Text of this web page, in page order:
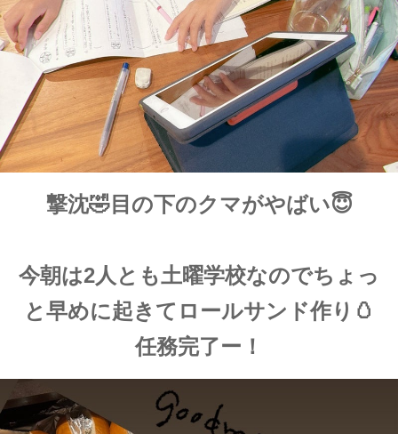
撃沈🤣目の下のクマがやばい😇
今朝は2人とも土曜学校なのでちょっ
と早めに起きてロールサンド作り🥚
任務完了ー！